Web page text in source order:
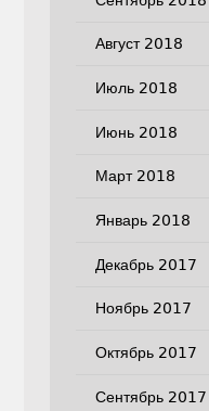
Август 2018
Июль 2018
Июнь 2018
Март 2018
Январь 2018
Декабрь 2017
Ноябрь 2017
Октябрь 2017
Сентябрь 2017